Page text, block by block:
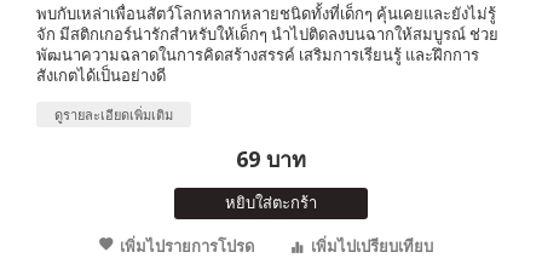
พบกับเหล่าเพื่อนสัตว์โลกหลากหลายชนิดทั้งที่เด็กๆ คุ้นเคยและยังไม่รู้
จัก มีสติกเกอร์น่ารักสำหรับให้เด็กๆ นำไปติดลงบนฉากให้สมบูรณ์ ช่วย
พัฒนาความฉลาดในการคิดสร้างสรรค์ เสริมการเรียนรู้ และฝึกการ
สังเกตได้เป็นอย่างดี
ดูรายละเอียดเพิ่มเติม
69 บาท
หยิบใส่ตะกร้า
เพิ่มไปรายการโปรด
เพิ่มไปเปรียบเทียบ